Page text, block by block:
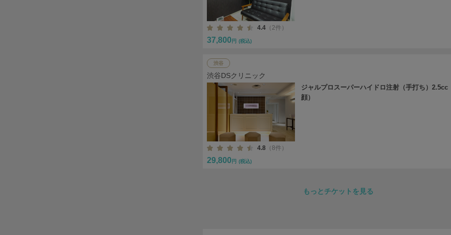
4.4 （2件）
37,800 円 (税込)
渋谷
渋谷DSクリニック
ジャルプロスーパーハイドロ注射（手打ち）2.5cc
顔）
4.8 （8件）
29,800 円 (税込)
もっとチケットを見る